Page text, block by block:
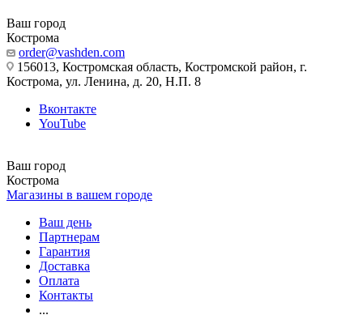
Ваш город
Кострома
order@vashden.com
156013, Костромская область, Костромской район, г.
Кострома, ул. Ленина, д. 20, Н.П. 8
Вконтакте
YouTube
Ваш город
Кострома
Магазины в вашем городе
Ваш день
Партнерам
Гарантия
Доставка
Оплата
Контакты
...